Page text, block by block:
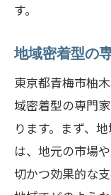
す。
地域密着型の
東京都青梅市柚
域密着型の専門
ります。まず、
は、地元の市場
切かつ効果的な